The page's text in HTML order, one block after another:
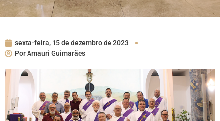
sexta-feira, 15 de dezembro de 2023
PorAmauri Guimarães